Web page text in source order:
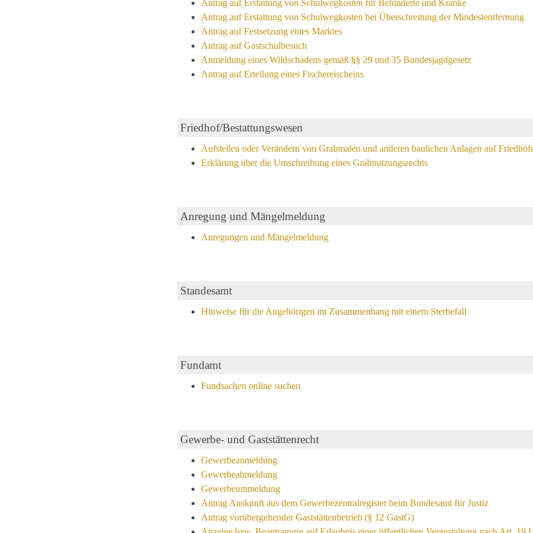
Antrag auf Erstattung von Schulwegkosten für Behinderte und Kranke
Antrag auf Erstattung von Schulwegkosten bei Überschreitung der Mindestentfernung
Antrag auf Festsetzung eines Marktes
Antrag auf Gastschulbesuch
Anmeldung eines Wildschadens gemäß §§ 29 und 35 Bundesjagdgesetz
Antrag auf Erteilung eines Fischereischeins
Friedhof/Bestattungswesen
Aufstellen oder Verändern von Grabmalen und anderen baulichen Anlagen auf
Erklärung über die Umschreibung eines Grabnutzungsrechts
Anregung und Mängelmeldung
Anregungen und Mängelmeldung
Standesamt
Hinweise für die Angehörigen im Zusammenhang mit einem Sterbefall
Fundamt
Fundsachen online suchen
Gewerbe- und Gaststättenrecht
Gewerbeanmeldung
Gewerbeabmeldung
Gewerbeummeldung
Antrag Auskunft aus dem Gewerbezentralregister beim Bundesamt für Justiz
Antrag vorübergehender Gaststättenbetrieb (§ 12 GastG)